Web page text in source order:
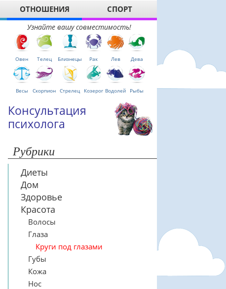
ОТНОШЕНИЯ СПОРТ
Узнайте вашу совместимость!
Овен Телец Близнецы Рак Лев Дева
Весы Скорпион Стрелец Козерог Водолей Рыбы
Консультация
психолога
Рубрики
Диеты
Дом
Здоровье
Красота
Волосы
Глаза
Круги под глазами
Губы
Кожа
Нос